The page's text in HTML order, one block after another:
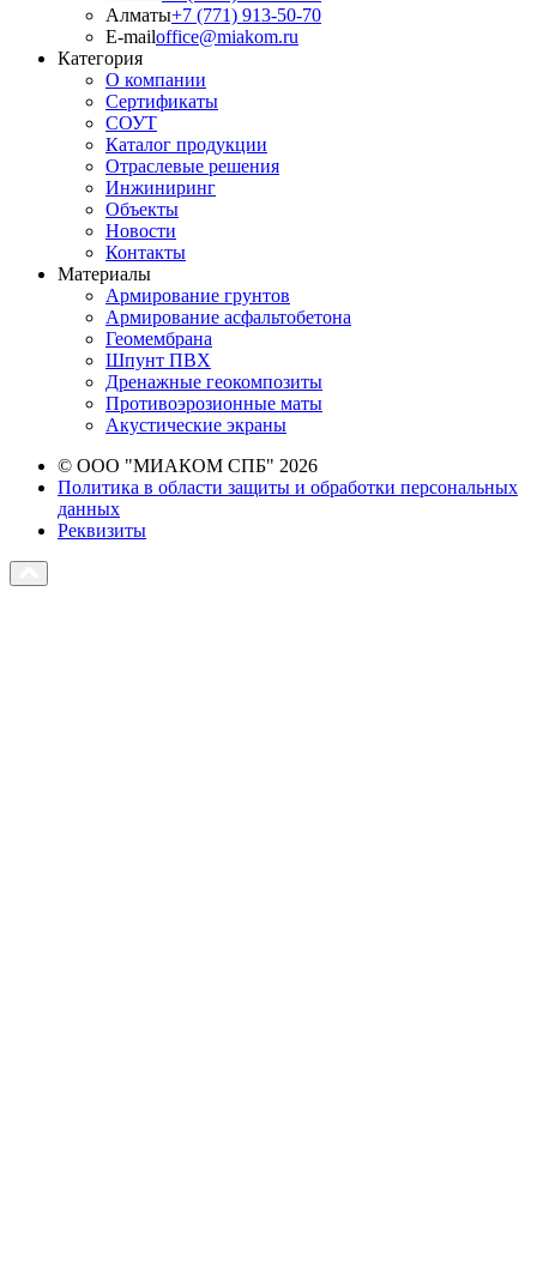
Алматы+7 (771) 913-50-70
E-mailoffice@miakom.ru
Категория
О компании
Сертификаты
СОУТ
Каталог продукции
Отраслевые решения
Инжиниринг
Объекты
Новости
Контакты
Материалы
Армирование грунтов
Армирование асфальтобетона
Геомембрана
Шпунт ПВХ
Дренажные геокомпозиты
Противоэрозионные маты
Акустические экраны
© ООО "МИАКОМ СПБ" 2026
Политика в области защиты и обработки персональных
данных
Реквизиты